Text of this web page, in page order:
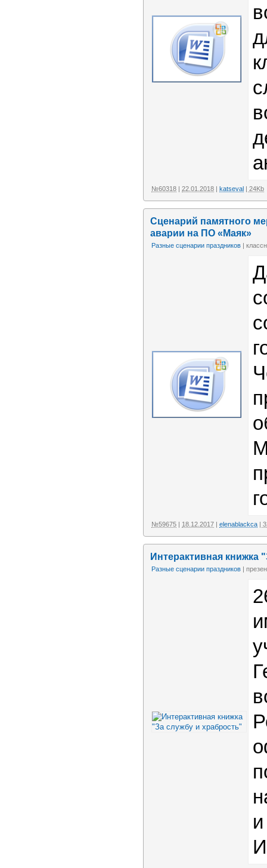
№60318 | 22.01.2018 | katseval | 24Kb
Сценарий памятного
аварии на ПО «Маяк»
Разные сценарии праздников |
№59675 | 18.12.2017 | elenablackca |
Интерактивная книжка
Разные сценарии праздников |